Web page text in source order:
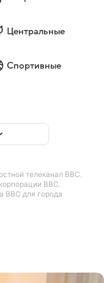
Центральные
Спортивные
телеканал BBC.
BBC.
BBC для города